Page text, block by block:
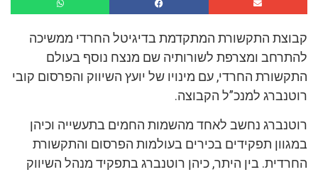
קבוצת התקשורת המתקדמת בדיגיטל החרדי ממשיכה
להתרחב ומצרפת לשורותיה שם מנצח נוסף בעולם
התקשורת החרדי, עם מינויו של יועץ השיווק והפרסום קובי
רוטנברג למנכ”ל הקבוצה.
רוטנברג נחשב לאחד מהשמות החמים בתעשייה וכיהן
במגוון תפקידים בכירים בעולמות הפרסום והתקשורת
החרדית. בין היתר, כיהן רוטנברג בתפקיד מנהל השיווק